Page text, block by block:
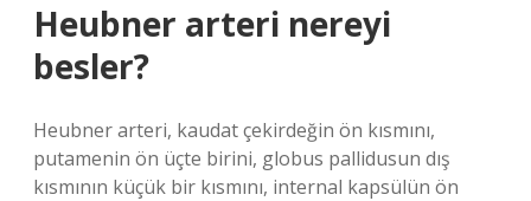
Heubner arteri nereyi
besler?
Heubner arteri, kaudat çekirdeğin ön kısmını,
putamenin ön üçte birini, globus pallidusun dış
kısmının küçük bir kısmını, internal kapsülün ön